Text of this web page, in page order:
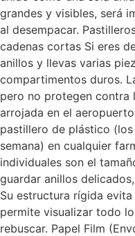
grandes y visibles, será
al desempacar.
cadenas cortas Si eres
anillos y llevas varias
compartimentos duros.
pero no protegen contra
arrojada en el
pastillero de plástico
semana) en cualquier
individuales son el
guardar anillos
Su estructura rígida
permite visualizar todo
rebuscar. Papel Film